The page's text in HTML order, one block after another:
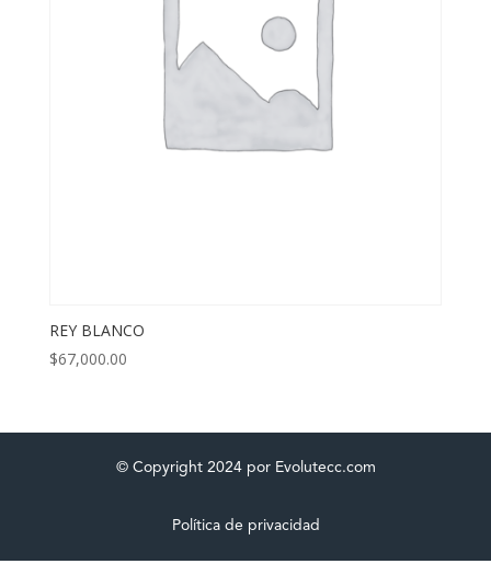
REY BLANCO
$67,000.00
© Copyright 2024 por Evolutecc.com
Política de privacidad